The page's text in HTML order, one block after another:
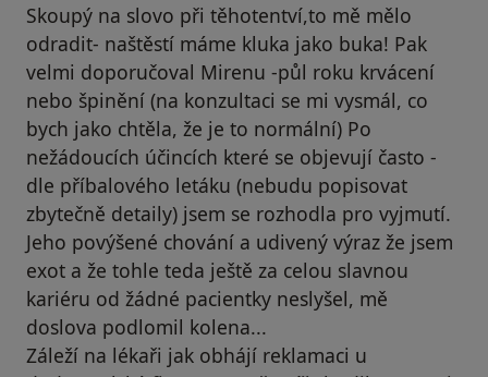
Skoupý na slovo při těhotentví,to mě mělo
odradit- naštěstí máme kluka jako buka! Pak
velmi doporučoval Mirenu -půl roku krvácení
nebo špinění (na konzultaci se mi vysmál, co
bych jako chtěla, že je to normální) Po
nežádoucích účincích které se objevují často -
dle příbalového letáku (nebudu popisovat
zbytečně detaily) jsem se rozhodla pro vyjmutí.
Jeho povýšené chování a udivený výraz že jsem
exot a že tohle teda ještě za celou slavnou
kariéru od žádné pacientky neslyšel, mě
doslova podlomil kolena...
Záleží na lékaři jak obhájí reklamaci u